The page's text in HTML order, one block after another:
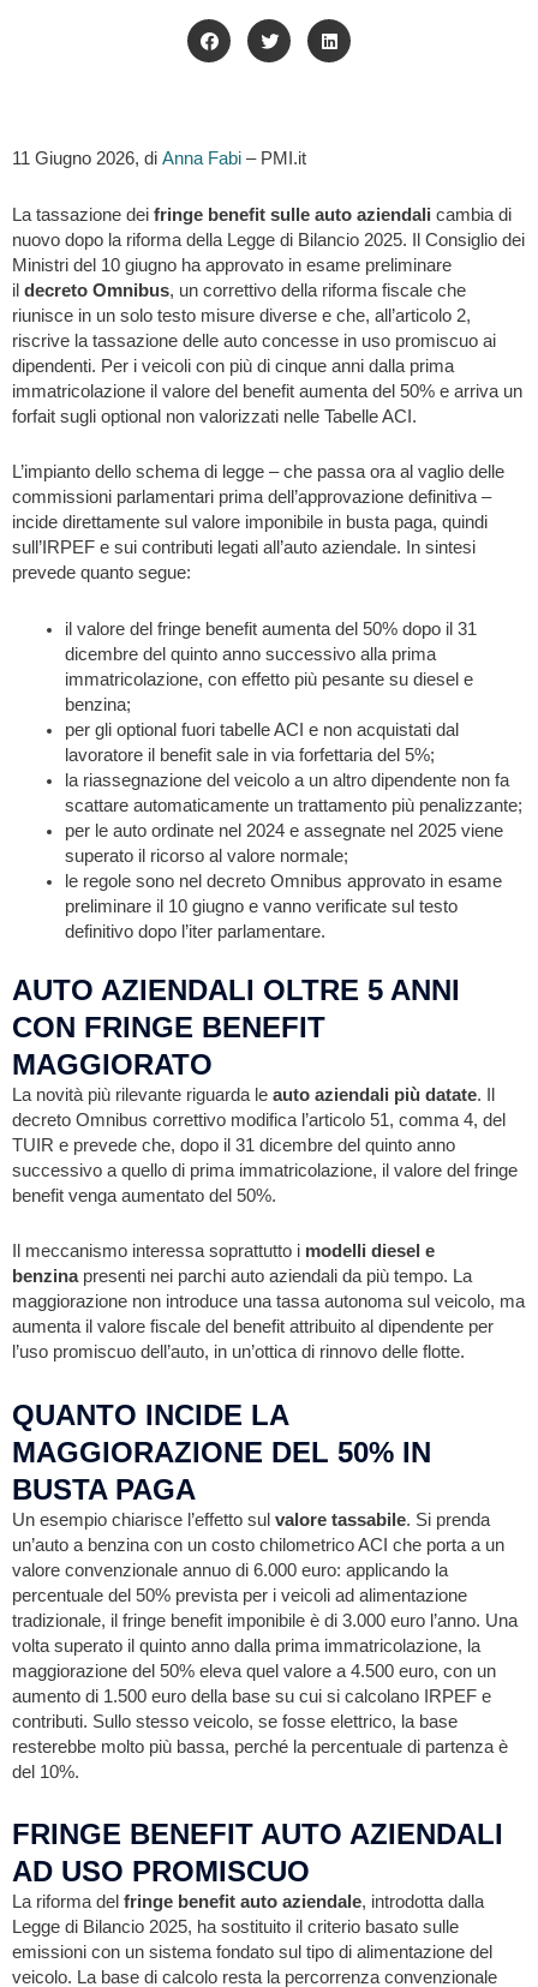
11 Giugno 2026, di Anna Fabi – PMI.it
La tassazione dei fringe benefit sulle auto aziendali cambia di
nuovo dopo la riforma della Legge di Bilancio 2025. Il Consiglio dei
Ministri del 10 giugno ha approvato in esame preliminare
il decreto Omnibus, un correttivo della riforma fiscale che
riunisce in un solo testo misure diverse e che, all’articolo 2,
riscrive la tassazione delle auto concesse in uso promiscuo ai
dipendenti. Per i veicoli con più di cinque anni dalla prima
immatricolazione il valore del benefit aumenta del 50% e arriva un
forfait sugli optional non valorizzati nelle Tabelle ACI.
L’impianto dello schema di legge – che passa ora al vaglio delle
commissioni parlamentari prima dell’approvazione definitiva –
incide direttamente sul valore imponibile in busta paga, quindi
sull’IRPEF e sui contributi legati all’auto aziendale. In sintesi
prevede quanto segue:
il valore del fringe benefit aumenta del 50% dopo il 31
dicembre del quinto anno successivo alla prima
immatricolazione, con effetto più pesante su diesel e
benzina;
per gli optional fuori tabelle ACI e non acquistati dal
lavoratore il benefit sale in via forfettaria del 5%;
la riassegnazione del veicolo a un altro dipendente non fa
scattare automaticamente un trattamento più penalizzante;
per le auto ordinate nel 2024 e assegnate nel 2025 viene
superato il ricorso al valore normale;
le regole sono nel decreto Omnibus approvato in esame
preliminare il 10 giugno e vanno verificate sul testo
definitivo dopo l’iter parlamentare.
AUTO AZIENDALI OLTRE 5 ANNI
CON FRINGE BENEFIT
MAGGIORATO
La novità più rilevante riguarda le auto aziendali più datate. Il
decreto Omnibus correttivo modifica l’articolo 51, comma 4, del
TUIR e prevede che, dopo il 31 dicembre del quinto anno
successivo a quello di prima immatricolazione, il valore del fringe
benefit venga aumentato del 50%.
Il meccanismo interessa soprattutto i modelli diesel e
benzinapresenti nei parchi auto aziendali da più tempo. La
maggiorazione non introduce una tassa autonoma sul veicolo, ma
aumenta il valore fiscale del benefit attribuito al dipendente per
l’uso promiscuo dell’auto, in un’ottica di rinnovo delle flotte.
QUANTO INCIDE LA
MAGGIORAZIONE DEL 50% IN
BUSTA PAGA
Un esempio chiarisce l’effetto sul valore tassabile. Si prenda
un’auto a benzina con un costo chilometrico ACI che porta a un
valore convenzionale annuo di 6.000 euro: applicando la
percentuale del 50% prevista per i veicoli ad alimentazione
tradizionale, il fringe benefit imponibile è di 3.000 euro l’anno. Una
volta superato il quinto anno dalla prima immatricolazione, la
maggiorazione del 50% eleva quel valore a 4.500 euro, con un
aumento di 1.500 euro della base su cui si calcolano IRPEF e
contributi. Sullo stesso veicolo, se fosse elettrico, la base
resterebbe molto più bassa, perché la percentuale di partenza è
del 10%.
FRINGE BENEFIT AUTO AZIENDALI
AD USO PROMISCUO
La riforma del fringe benefit auto aziendale, introdotta dalla
Legge di Bilancio 2025, ha sostituito il criterio basato sulle
emissioni con un sistema fondato sul tipo di alimentazione del
veicolo. La base di calcolo resta la percorrenza convenzionale